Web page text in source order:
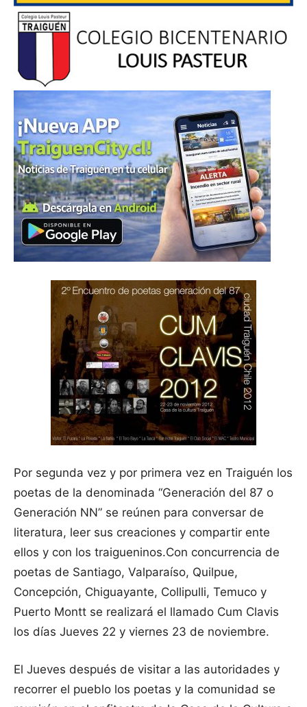
Por segunda vez y por primera vez en Traiguén los
poetas de la denominada “Generación del 87 o
Generación NN” se reúnen para conversar de
literatura, leer sus creaciones y compartir ente
ellos y con los traigueninos.Con concurrencia de
poetas de Santiago, Valparaíso, Quilpue,
Concepción, Chiguayante, Collipulli, Temuco y
Puerto Montt se realizará el llamado Cum Clavis
los días Jueves 22 y viernes 23 de noviembre.
El Jueves después de visitar a las autoridades y
recorrer el pueblo los poetas y la comunidad se